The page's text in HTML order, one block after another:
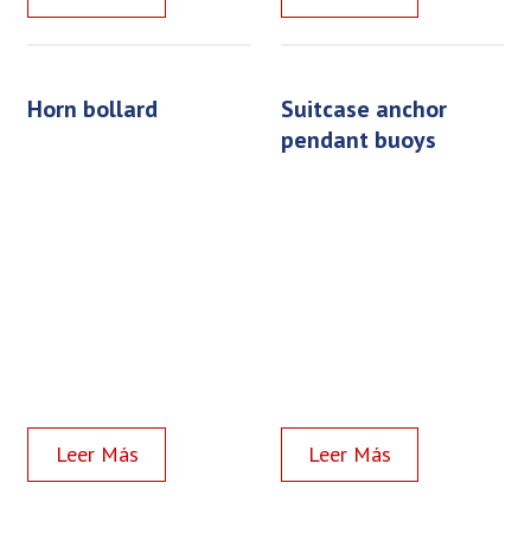
horn bollard
suitcase anchor
pendant buoys